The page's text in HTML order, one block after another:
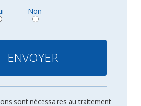
Non
sont nécessaires au traitement